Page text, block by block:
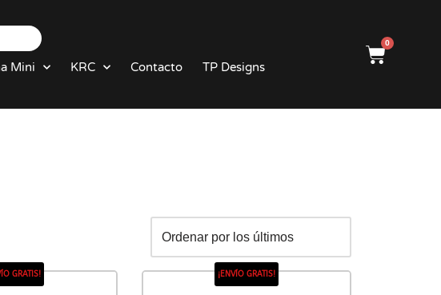
Mini KRC Contacto TP Designs
0
GRATIS! ¡ENVÍO GRATIS!